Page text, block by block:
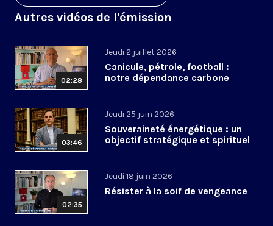
Autres vidéos de l'émission
02:28
Jeudi 2 juillet 2026
Canicule, pétrole, football :
notre dépendance carbone
03:46
Jeudi 25 juin 2026
Souveraineté énergétique : un
objectif stratégique et spirituel
02:35
Jeudi 18 juin 2026
Résister à la soif de vengeance